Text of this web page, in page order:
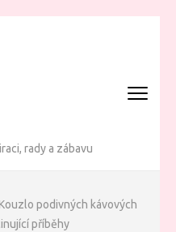
rady a zábavu
podivných kávových
příběhy